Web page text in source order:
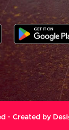
- Created by